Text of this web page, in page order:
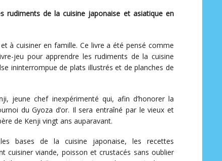
rudiments de la cuisine japonaise et asiatique en
à cuisiner en famille. Ce livre a été pensé comme
jeu pour apprendre les rudiments de la cuisine
ininterrompue de plats illustrés et de planches de
jeune chef inexpérimenté qui, afin d’honorer la
du Gyoza d’or. Il sera entraîné par le vieux et
de Kenji vingt ans auparavant.
bases de la cuisine japonaise, les recettes
cuisiner viande, poisson et crustacés sans oublier